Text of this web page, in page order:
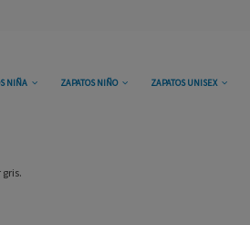
NIÑA ZAPATOS NIÑO ZAPATOS UNISEX